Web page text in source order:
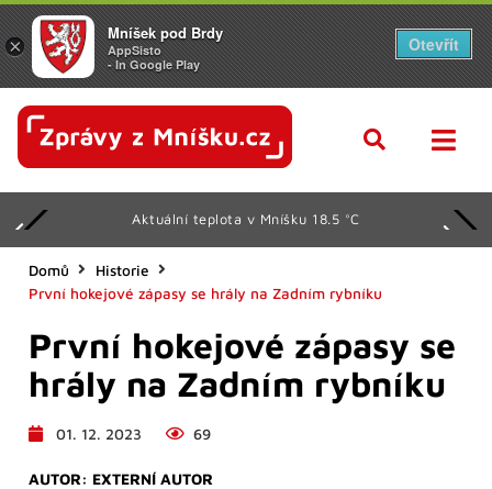
Aktuální teplota v Mníšku 18.5 °C
Domů
Historie
První hokejové zápasy se hrály na Zadním rybníku
První hokejové zápasy se
hrály na Zadním rybníku
01. 12. 2023 69
AUTOR: EXTERNÍ AUTOR
×
Mníšek pod Brdy
AppSisto
- In Google Play
Otevřít